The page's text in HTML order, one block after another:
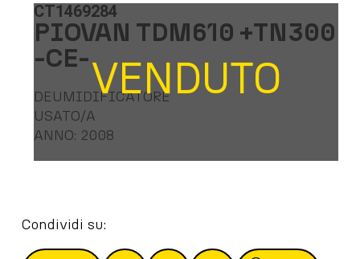
VENDUTO
CT1469284
PIOVAN TDM610 +TN300
-CE-
DEUMIDIFICATORE
USATO/A
ANNO: 2008
Condividi su: